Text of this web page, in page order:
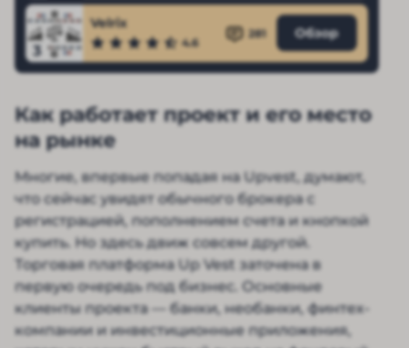
3
Velrix
4.6
281 Обзор
Как работает проект и его место
на рынке
Многие, впервые попадая на Upvest, думают,
что сейчас увидят обычного брокера с
регистрацией, пополнением счета и кнопкой
купить. Но здесь движ совсем другой.
Торговая платформа Up Vest заточена в
первую очередь под бизнес. Основные
клиенты проекта — банки, необанки, финтех-
компании и инвестиционные приложения,